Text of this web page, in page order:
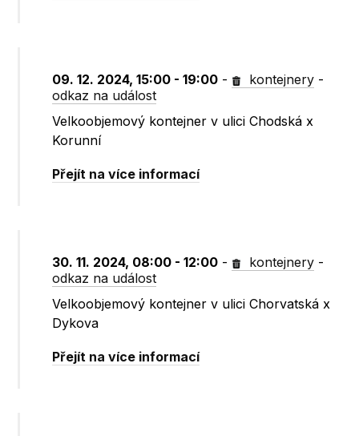
09. 12. 2024, 15:00 - 19:00 - kontejnery -
odkaz na událost
Velkoobjemový kontejner v ulici Chodská x
Korunní
Přejít na více informací
30. 11. 2024, 08:00 - 12:00 - kontejnery -
odkaz na událost
Velkoobjemový kontejner v ulici Chorvatská x
Dykova
Přejít na více informací